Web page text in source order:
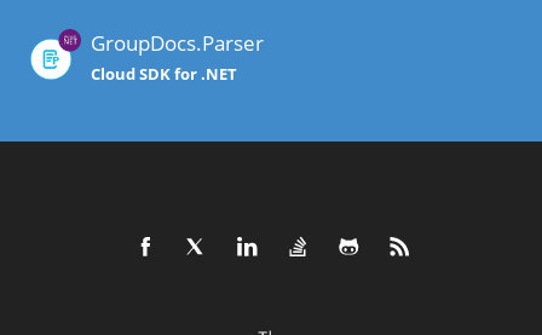
GroupDocs.Parser
Cloud SDK for .NET